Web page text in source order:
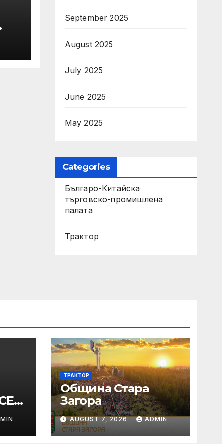
September 2025
August 2025
July 2025
June 2025
May 2025
Categories
Българо-Китайска
търговско-промишлена
палата
Трактор
ТРАКТОР
Община Стара
Загора
AUGUST 7, 2026 ADMIN